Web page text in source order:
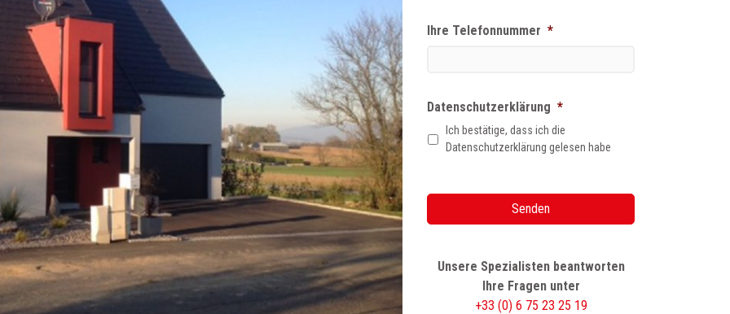
Ihre Telefonnummer *
Datenschutzerklärung *
Ich bestätige, dass ich die
Datenschutzerklärung gelesen habe
Unsere Spezialisten beantworten
Ihre Fragen unter
+33 (0) 6 75 23 25 19